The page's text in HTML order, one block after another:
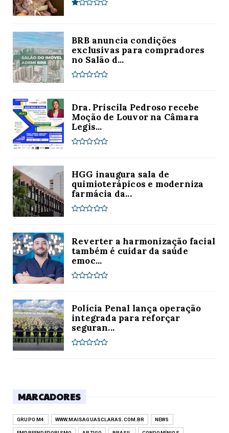
BRB anuncia condições
exclusivas para compradores
no Salão d...
Dra. Priscila Pedroso recebe
Moção de Louvor na Câmara
Legis...
HGG inaugura sala de
quimioterápicos e moderniza
farmácia da...
Reverter a harmonização facial
também é cuidar da saúde
emoc...
Polícia Penal lança operação
integrada para reforçar
seguran...
MARCADORES
GRUPO M4 WWW.MAISAGUASCLARAS.COM.BR NEWS